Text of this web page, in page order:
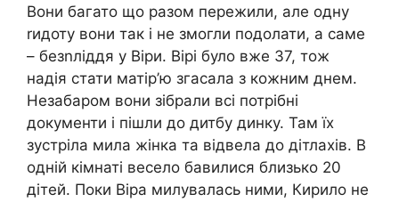
Вони багато що разом пережили, але одну
rидоту вони так і не змогли подолати, а саме
– безnліддя у Віри. Вірі було вже 37, тож
надія стати матір’ю згасала з кожним днем.
Незабаром вони зібрали всі потрібні
документи і пішли до дитбу динку. Там їх
зустріла мила жінка та відвела до дітлахів. В
одній кімнаті весело бавилися близько 20
дітей. Поки Віра милувалась ними, Кирило не